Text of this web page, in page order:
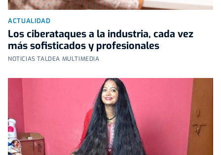
ACTUALIDAD
Los ciberataques a la industria, cada vez
más sofisticados y profesionales
NOTICIAS TALDEA MULTIMEDIA